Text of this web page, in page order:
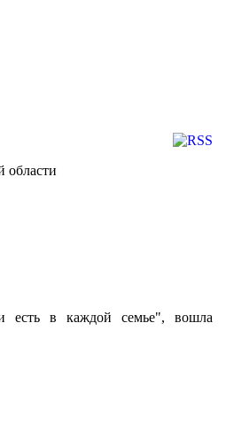
области
есть в каждой семье", вошла